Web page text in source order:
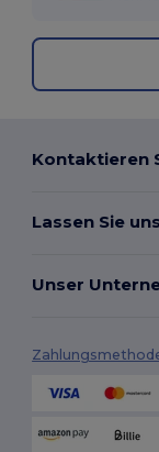
Kontaktieren
Lassen Sie
Unser